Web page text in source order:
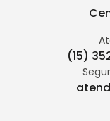
(15)